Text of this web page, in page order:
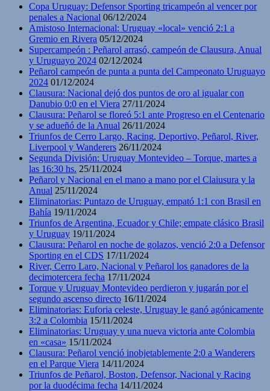
Copa Uruguay: Defensor Sporting tricampeón al vencer por
penales a Nacional 06/12/2024
Amistoso Internacional: Uruguay «local» venció 2:1 a
Gremio en Rivera 05/12/2024
Supercampeón : Peñarol arrasó, campeón de Clausura, Anual
y Uruguayo 2024 02/12/2024
Peñarol campeón de punta a punta del Campeonato Uruguayo
2024 01/12/2024
Clausura: Nacional dejó dos puntos de oro al igualar con
Danubio 0:0 en el Viera 27/11/2024
Clausura: Peñarol se floreó 5:1 ante Progreso en el Centenario
y se adueñó de la Anual 26/11/2024
Triunfos de Cerro Largo, Racing, Deportivo, Peñarol, River,
Liverpool y Wanderers 26/11/2024
Segunda División: Uruguay Montevideo – Torque, martes a
las 16:30 hs. 25/11/2024
Peñarol y Nacional en el mano a mano por el Claiusura y la
Anual 25/11/2024
Eliminatorias: Puntazo de Uruguay, empató 1:1 con Brasil en
Bahía 19/11/2024
Triunfos de Argentina, Ecuador y Chile; empate clásico Brasil
y Uruguay 19/11/2024
Clausura: Peñarol en noche de golazos, venció 2:0 a Defensor
Sporting en el CDS 17/11/2024
River, Cerro Laro, Nacional y Peñarol los ganadores de la
decimotercera fecha 17/11/2024
Torque y Uruguay Montevideo perdieron y jugarán por el
segundo ascenso directo 16/11/2024
Eliminatorias: Euforia celeste, Uruguay le ganó agónicamente
3:2 a Colombia 15/11/2024
Eliminatorias: Uruguay y una nueva victoria ante Colombia
en «casa» 15/11/2024
Clausura: Peñarol venció inobjetablemente 2:0 a Wanderers
en el Parque Viera 14/11/2024
Triunfos de Peñarol, Boston, Defensor, Nacional y Racing
por la duodécima fecha 14/11/2024